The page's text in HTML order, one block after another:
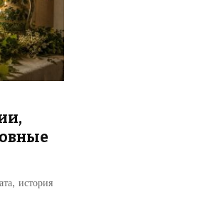
история